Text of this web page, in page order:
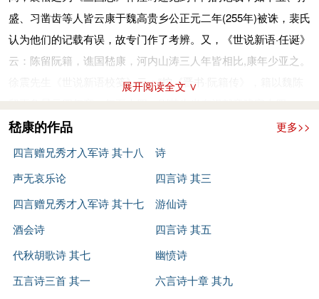
十八年后，嵇康的儿子嵇绍也在山涛的大力举荐下，被晋武
帝“发诏征之”，后来还成为晋朝的忠臣。朋友之间感人至深的信
义与友情，也成为了千古传扬的佳话。
前，嵇康神色不变，如同平常一般。他看了看太阳的影子，知道
离行刑尚有一段时间，便向兄长嵇喜要来平时爱用的琴，在刑场
上抚了一曲《广陵散》。曲毕，嵇康把琴放下，叹息道：“从前
作，而是嵇康游玩洛西时，为一古人所赠）说完后，从容就戮，
到错误，但追悔莫及。东晋名士谢万将其列为“八贤”之一。袁宏
在《名士传》中也称嵇康等七人为“竹林名士”。
参考资料：
1、余嘉锡．《世说新语笺疏》．北京：中华书局，2011年
2、《晋书·卷四十九·列传第十九》
半分不由人。”嵇康针对这种现象，指出神仙不可能，如果导养
得理，则安期、彭祖之论可及的看法。
在他的重要著作《养生论》中，他以导养得理可寿的总论
用，指出“由此言之，精神之于形骸，犹国之有君也。”而中医学
也认为人以神为根本，神灭则形灭。嵇康在此抓住了养生的根
本。
万物禀天地而生，后天给予的养护不同，寿命也不尽相同，勿以
益小而不为，勿以过小而为之，防微杜渐，提早预防，积极争取
长寿。
三、指出若不注重养生，耽声色，溺滋味，七情太过，则易
盛、习凿齿等人皆云康于魏高贵乡公正元二年(255年)被诛，裴氏
认为他们的记载有误，故专门作了考辨。又，《世说新语·任诞》
云：陈留阮籍，谯国嵇康，河内山涛三人年皆相比,康年少亚之。
徐震先生《世说新语校笺》云：“按《晋书·阮籍传》，籍以魏陈
年。”《山涛传》言卒于晋武帝太康四年，年七十九，则当生于
建安十年，长阮籍四岁。《嵇康传》但云死时年四十，不言死于
年，盖小山涛十八岁，小阮籍十四岁，故云“少亚之”。按《通
鉴》记嵇康事迹，主要依据《晋书》，但也利用了《三国志》，
故抄录了其中“谯郡嵇康”至“尚奇任侠”一段，而《三国志》云康
景元中坐事诛，故《通鉴》将其事系于景元三年，审矣。但《晋
书》记嵇康事迹以及徐先生考嵇康生卒年，皆未利用《三国志》
展开阅读全文 ∨
嵇康的作品
更多>>
四言赠兄秀才入军诗 其十八
诗
声无哀乐论
四言诗 其三
四言赠兄秀才入军诗 其十七
游仙诗
酒会诗
四言诗 其五
代秋胡歌诗 其七
幽愤诗
五言诗三首 其一
六言诗十章 其九